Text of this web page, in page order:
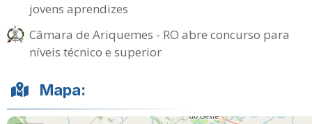
jovens aprendizes
Câmara de Ariquemes - RO abre concurso para
níveis técnico e superior
Mapa: